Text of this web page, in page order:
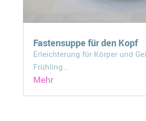
Fastensuppe für den Kopf
Erleichterung für Körper und
Frühling...
Mehr